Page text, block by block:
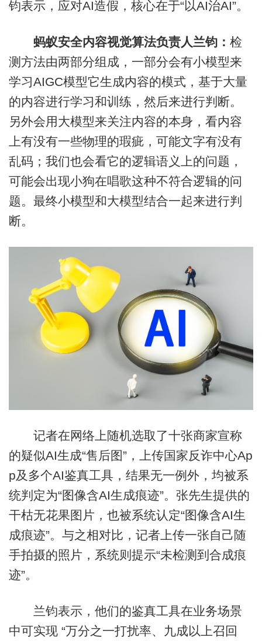
钧表示，应对AI造假，核心在于“以AI治AI”。
蚂蚁安全内容视觉算法负责人兰钧： 检
测方法由两部分组成，一部分会有小模型来
学习AIGC模型它生成内容的模式，基于大量
的内容进行学习和训练，然后来进行判断。
另外会用大模型来关注内容的本身，看内容
上有没有一些物理的瑕疵，可能文字有没有
乱码；我们也会看它的逻辑语义上的问题，
可能会出现小狗在唱歌这种不符合逻辑的问
题。最终小模型和大模型结合一起来进行判
断。
记者在网络上随机选取了十张商家宣称
的疑似AI生成“售后图”，上传国家反诈中心Ap
p及多个AI鉴真工具，结果无一例外，均被系
统判定为“图像含AI生成痕迹”。张先生提供的
干枯无花果图片，也被系统认定“图像含AI生
成痕迹”。与之相对比，记者上传一张自己随
手拍摄的照片，系统则提示“未检测到合成痕
迹”。
兰钧表示，他们的鉴真工具在业务场景
中可实现 “万分之一打扰率、九成以上召回